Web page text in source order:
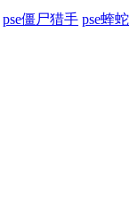
pse僵尸猎手 pse蝰蛇